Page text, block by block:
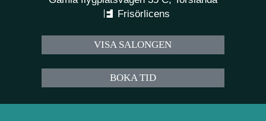
Frisörlicens
VISA SALONGEN
BOKA TID